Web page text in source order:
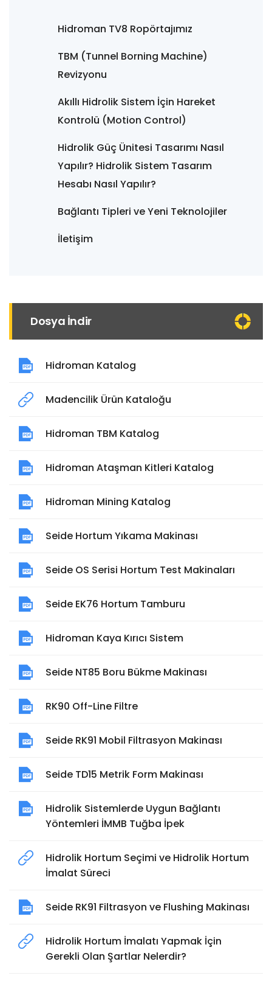
Hidroman TV8 Ropörtajımız
TBM (Tunnel Borning Machine)
Revizyonu
Akıllı Hidrolik Sistem İçin Hareket
Kontrolü (Motion Control)
Hidrolik Güç Ünitesi Tasarımı Nasıl
Yapılır? Hidrolik Sistem Tasarım
Hesabı Nasıl Yapılır?
Bağlantı Tipleri ve Yeni Teknolojiler
İletişim
Dosya İndir
Hidroman Katalog
Madencilik Ürün Kataloğu
Hidroman TBM Katalog
Hidroman Ataşman Kitleri Katalog
Hidroman Mining Katalog
Seide Hortum Yıkama Makinası
Seide OS Serisi Hortum Test Makinaları
Seide EK76 Hortum Tamburu
Hidroman Kaya Kırıcı Sistem
Seide NT85 Boru Bükme Makinası
RK90 Off-Line Filtre
Seide RK91 Mobil Filtrasyon Makinası
Seide TD15 Metrik Form Makinası
Hidrolik Sistemlerde Uygun Bağlantı
Yöntemleri İMMB Tuğba İpek
Hidrolik Hortum Seçimi ve Hidrolik Hortum
İmalat Süreci
Seide RK91 Filtrasyon ve Flushing Makinası
Hidrolik Hortum İmalatı Yapmak İçin
Gerekli Olan Şartlar Nelerdir?